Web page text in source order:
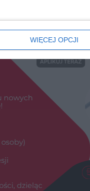
WIĘCEJ OPCJI
REKLAMA